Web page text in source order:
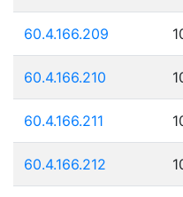
60.4.166.209
60.4.166.210
60.4.166.211
60.4.166.212